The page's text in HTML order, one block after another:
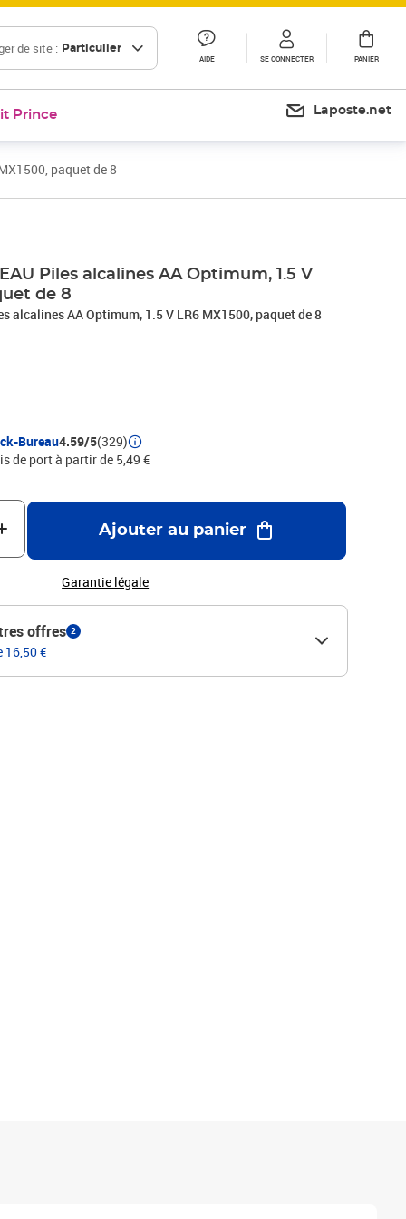
de site : Particulier
AIDE SE CONNECTER PANIER
Prince Laposte.net
paquet de 8
Piles alcalines AA Optimum, 1.5 V
de 8
alcalines AA Optimum, 1.5 V LR6 MX1500, paquet de 8
Bureau4.59/5(329)
de port à partir de 5,49 €
Ajouter au panier
Garantie légale
offres 2
16,50 €